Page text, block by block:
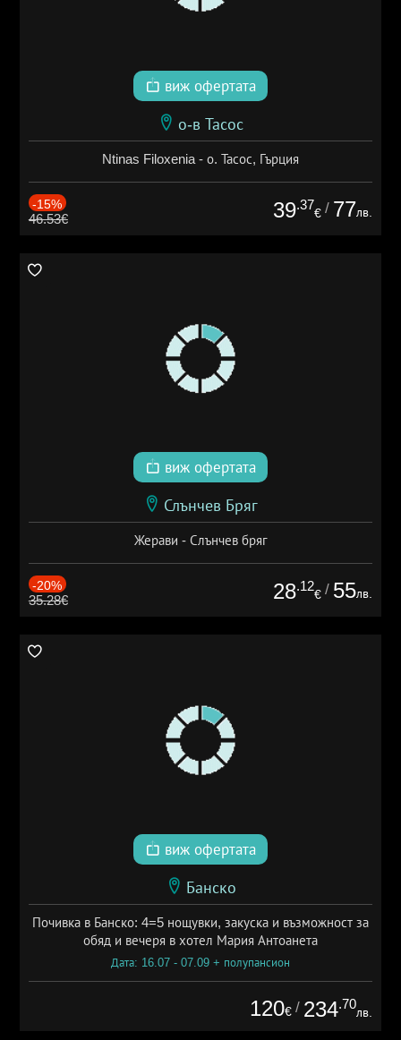
виж офертата
о-в Тасос
Ntinas Filoxenia - о. Тасос, Гърция
-15%
46.53€ 39.37
€ / 77лв.
виж офертата
Слънчев Бряг
Жерави - Слънчев бряг
-20%
35.28€ 28.12
€ / 55лв.
виж офертата
Банско
Почивка в Банско: 4=5 нощувки, закуска и възможност за
обяд и вечеря в хотел Мария Антоанета
Дата: 16.07 - 07.09 + полупансион
120€ / 234.70
лв.